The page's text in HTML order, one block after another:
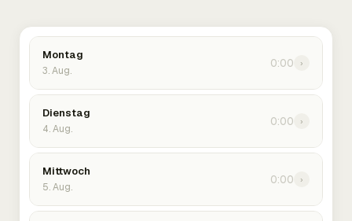
Montag
3. Aug.
0:00 ›
Dienstag
4. Aug.
0:00 ›
Mittwoch
5. Aug.
0:00 ›